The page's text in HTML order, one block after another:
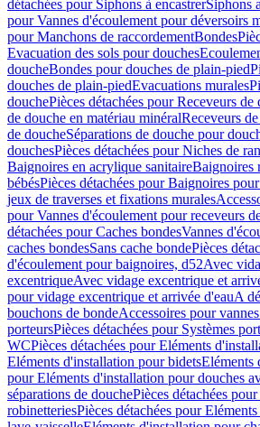
détachées pour Siphons à encastrerSiphons
pour Vannes d'écoulement pour déversoirs
pour Manchons de raccordementBondes
Evacuation des sols pour douches
doucheBondes pour douches de plain-pied
douches de plain-piedEvacuations murales
douchePièces détachées pour Receveurs de
de douche en matériau minéralReceveurs
de doucheSéparations de douche pour
douchesPièces détachées pour Niches de
Baignoires en acrylique sanitaireBaignoires
bébésPièces détachées pour Baignoires
jeux de traverses et fixations murales
pour Vannes d'écoulement pour receveurs
détachées pour Caches bondesVannes
caches bondesSans cache bondePièces
d'écoulement pour baignoires, d52Avec
excentriqueAvec vidage excentrique et
pour vidage excentrique et arrivée d'eauA
bouchons de bondeAccessoires pour
porteursPièces détachées pour Systèmes
WCPièces détachées pour Eléments
Eléments d'installation pour bidetsEléments
pour Eléments d'installation pour douches
séparations de douchePièces détachées
robinetteriesPièces détachées pour